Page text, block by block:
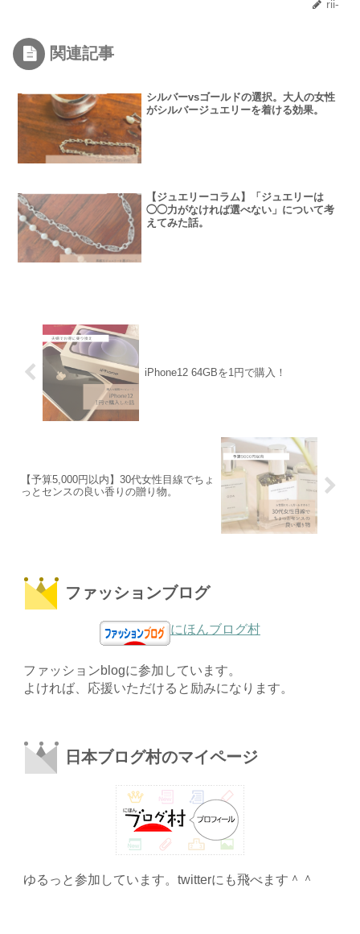
rii-
関連記事
シルバーvsゴールドの選択。大人の女性
がシルバージュエリーを着ける効果。
【ジュエリーコラム】「ジュエリーは
◯◯力がなければ選べない」について考
えてみた話。
iPhone12 64GBを1円で購入！
【予算5,000円以内】30代女性目線でちょ
っとセンスの良い香りの贈り物。
ファッションブログ
にほんブログ村
ファッションblogに参加しています。
よければ、応援いただけると励みになります。
日本ブログ村のマイページ
ゆるっと参加しています。twitterにも飛べます＾＾